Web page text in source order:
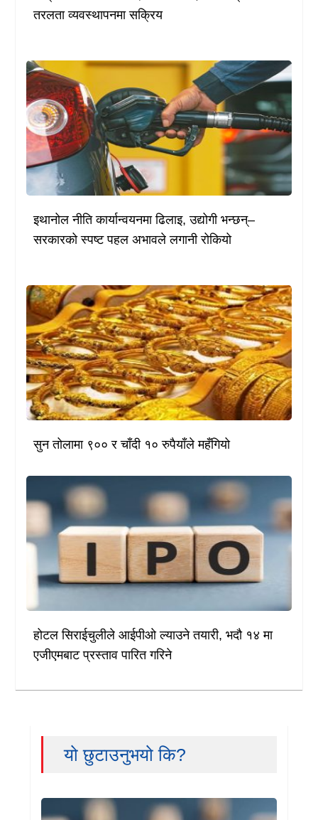
तरलता व्यवस्थापनमा सक्रिय
इथानोल नीति कार्यान्वयनमा ढिलाइ, उद्योगी भन्छन्–
सरकारको स्पष्ट पहल अभावले लगानी रोकियो
सुन तोलामा ९०० र चाँदी १० रुपैयाँले महँगियो
होटल सिराईचुलीले आईपीओ ल्याउने तयारी, भदौ १४ मा
एजीएमबाट प्रस्ताव पारित गरिने
यो छुटाउनुभयो कि?